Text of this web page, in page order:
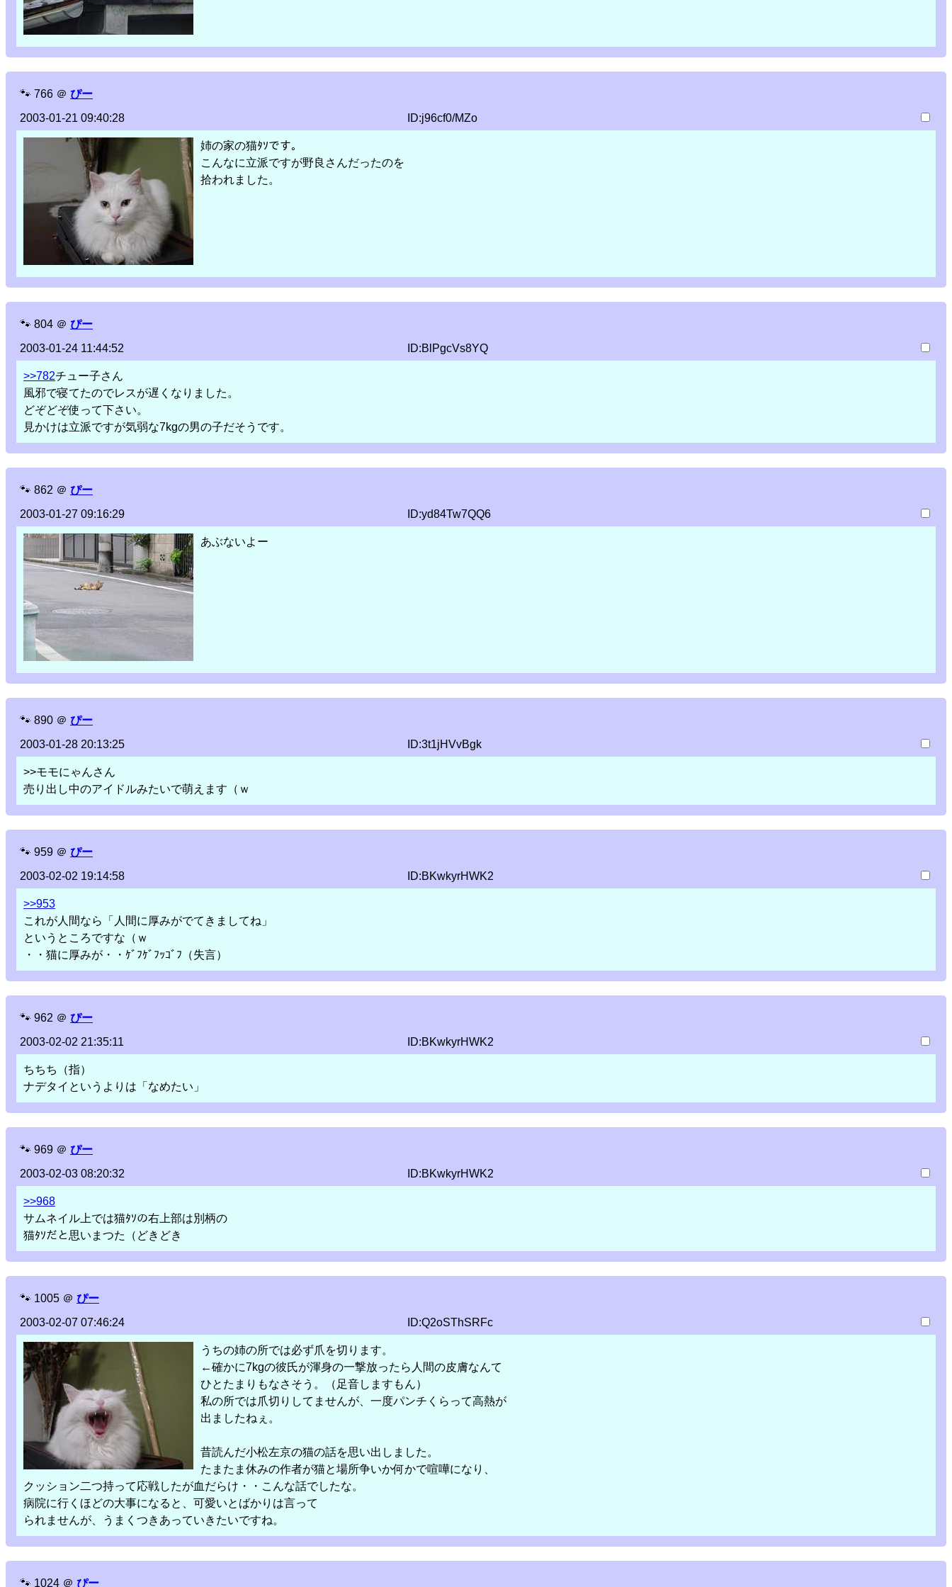
🐾 766 ＠ ぴー
2003-01-21 09:40:28
ID:j96cf0/MZo
姉の家の猫ﾀｿです。
こんなに立派ですが野良さんだったのを
拾われました。
🐾 804 ＠ ぴー
2003-01-24 11:44:52
ID:BlPgcVs8YQ
>>782チュー子さん
風邪で寝てたのでレスが遅くなりました。
どぞどぞ使って下さい。
見かけは立派ですが気弱な7kgの男の子だそうです。
🐾 862 ＠ ぴー
2003-01-27 09:16:29
ID:yd84Tw7QQ6
あぶないよー
🐾 890 ＠ ぴー
2003-01-28 20:13:25
ID:3t1jHVvBgk
>>モモにゃんさん
売り出し中のアイドルみたいで萌えます（ｗ
🐾 959 ＠ ぴー
2003-02-02 19:14:58
ID:BKwkyrHWK2
>>953
これが人間なら「人間に厚みがでてきましてね」
というところですな（ｗ
・・猫に厚みが・・ｹﾞﾌｹﾞﾌｯｺﾞﾌ（失言）
🐾 962 ＠ ぴー
2003-02-02 21:35:11
ID:BKwkyrHWK2
ちちち（指）
ナデタイというよりは「なめたい」
🐾 969 ＠ ぴー
2003-02-03 08:20:32
ID:BKwkyrHWK2
>>968
サムネイル上では猫ﾀｿの右上部は別柄の
猫ﾀｿだと思いまつた（どきどき
🐾 1005 ＠ ぴー
2003-02-07 07:46:24
ID:Q2oSThSRFc
うちの姉の所では必ず爪を切ります。
←確かに7kgの彼氏が渾身の一撃放ったら人間の皮膚なんて
ひとたまりもなさそう。（足音しますもん）
私の所では爪切りしてませんが、一度パンチくらって高熱が
出ましたねぇ。
昔読んだ小松左京の猫の話を思い出しました。
たまたま休みの作者が猫と場所争いか何かで喧嘩になり、
クッション二つ持って応戦したが血だらけ・・こんな話でしたな。
病院に行くほどの大事になると、可愛いとばかりは言って
られませんが、うまくつきあっていきたいですね。
🐾 1024 ＠ ぴー